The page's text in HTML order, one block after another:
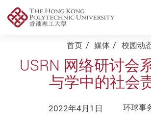
Start main content
首页 媒体 校园动
USRN 网络研讨会
与学中的社会
2022年4月1日 环球事